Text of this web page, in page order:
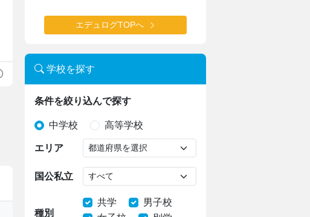
エデュログTOPへ
学校を探す
条件を絞り込んで探す
中学校 高等学校
エリア
国公私立
種別
共学
男子校